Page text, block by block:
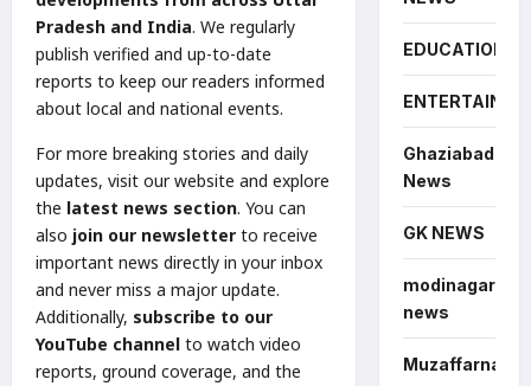
Pradesh and India. We regularly
publish verified and up-to-date
reports to keep our readers informed
about local and national events.
For more breaking stories and daily
updates, visit our website and explore
the latest news section. You can
also join our newsletter to receive
important news directly in your inbox
and never miss a major update.
Additionally, subscribe to our
YouTube channel to watch video
reports, ground coverage, and the
EDUCATION
Ghaziabad
News
GK NEWS
modinagar
news
Muzaffarnagar